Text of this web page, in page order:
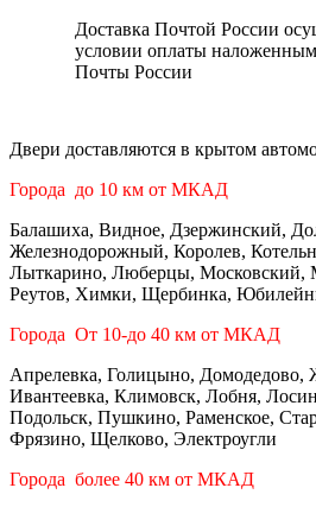
Доставка Почтой России
условии оплаты
Почты России
Двери доставляются в крытом
Города до 10 км от МКАД
Балашиха, Видное, Дзержинский,
Железнодорожный, Королев,
Лыткарино, Люберцы,
Реутов, Химки, Щербинка,
Города От 10-до 40 км от МКАД
Апрелевка, Голицыно, Домодедово,
Ивантеевка, Климовск, Лобня,
Подольск, Пушкино, Раменское,
Фрязино, Щелково, Электроугли
Города более 40 км от МКАД